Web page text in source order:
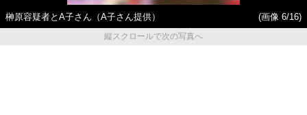
榊原容疑者とA子さん（A子さん提供）
(画像 6/16)
縦スクロールで次の写真へ